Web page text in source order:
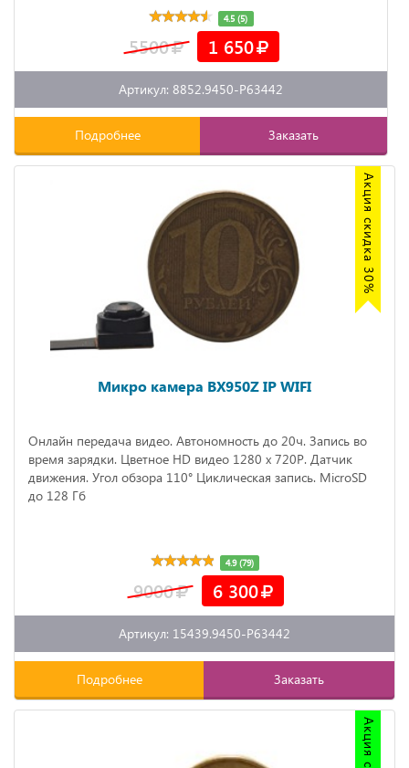
4.5 (5)
5500 1 650
Артикул: 8852.9450-P63442
Подробнее Заказать
Акция скидка 30%
Микро камера BX950Z IP WIFI
Онлайн передача видео. Автономность до 20ч. Запись во
время зарядки. Цветное HD видео 1280 х 720P. Датчик
движения. Угол обзора 110° Циклическая запись. MicroSD
до 128 Гб
4.9 (79)
9000 6 300
Артикул: 15439.9450-P63442
Подробнее Заказать